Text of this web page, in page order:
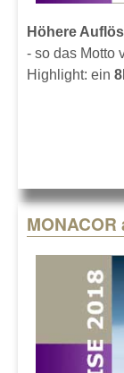
Höhere
- so das Motto
Highlight: ein